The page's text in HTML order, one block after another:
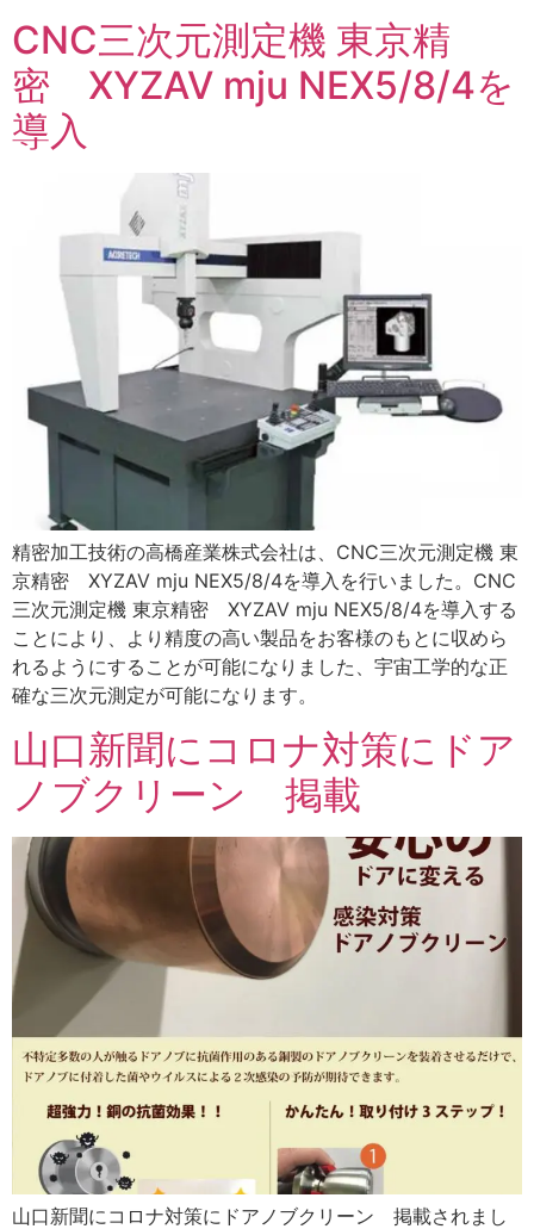
CNC三次元測定機 東京精
密 XYZAV mju NEX5/8/4を
導入
精密加工技術の高橋産業株式会社は、CNC三次元測定機 東
京精密 XYZAV mju NEX5/8/4を導入を行いました。CNC
三次元測定機 東京精密 XYZAV mju NEX5/8/4を導入する
ことにより、より精度の高い製品をお客様のもとに収めら
れるようにすることが可能になりました、宇宙工学的な正
確な三次元測定が可能になります。
山口新聞にコロナ対策にドア
ノブクリーン 掲載
山口新聞にコロナ対策にドアノブクリーン 掲載されまし